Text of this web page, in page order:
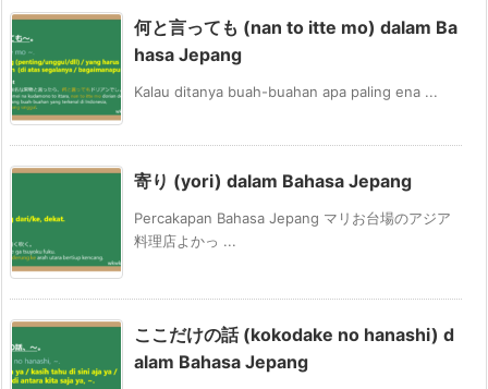
何と言っても (nan to itte mo) dalam Ba
hasa Jepang
Kalau ditanya buah-buahan apa paling ena ...
寄り (yori) dalam Bahasa Jepang
Percakapan Bahasa Jepang マリお台場のアジア
料理店よかっ ...
ここだけの話 (kokodake no hanashi) d
alam Bahasa Jepang